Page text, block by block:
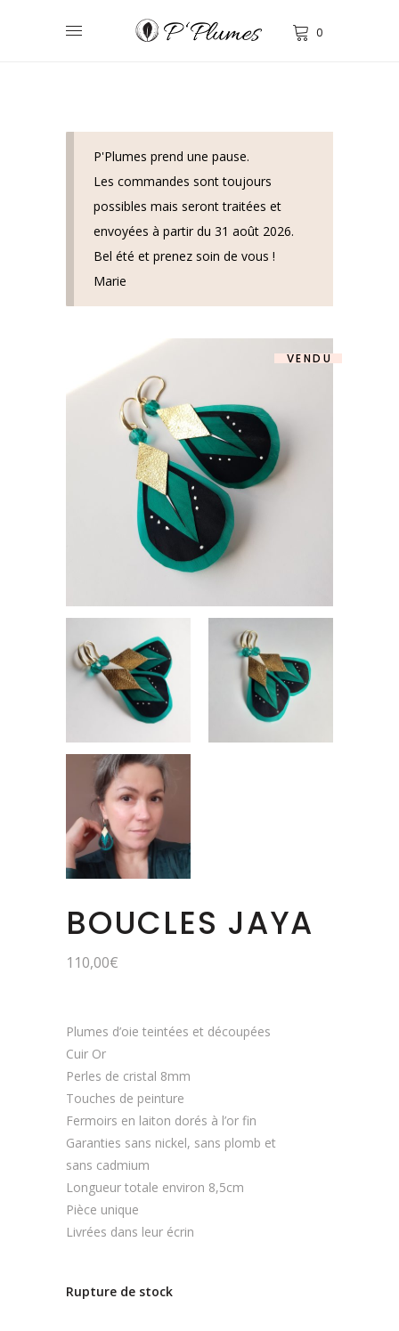
0
P'Plumes prend une pause.
Les commandes sont toujours
possibles mais seront traitées et
envoyées à partir du 31 août 2026.
Bel été et prenez soin de vous !
Marie
VENDU
BOUCLES JAYA
110,00€
Plumes d’oie teintées et découpées
Cuir Or
Perles de cristal 8mm
Touches de peinture
Fermoirs en laiton dorés à l’or fin
Garanties sans nickel, sans plomb et
sans cadmium
Longueur totale environ 8,5cm
Pièce unique
Livrées dans leur écrin
Rupture de stock